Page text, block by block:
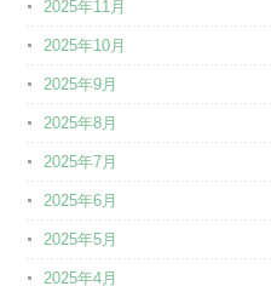
2025年11月
2025年10月
2025年9月
2025年8月
2025年7月
2025年6月
2025年5月
2025年4月